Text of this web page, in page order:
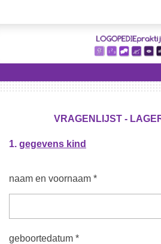
VRAGENLIJST -
1. gegevens kind
naam en voornaam *
geboortedatum *